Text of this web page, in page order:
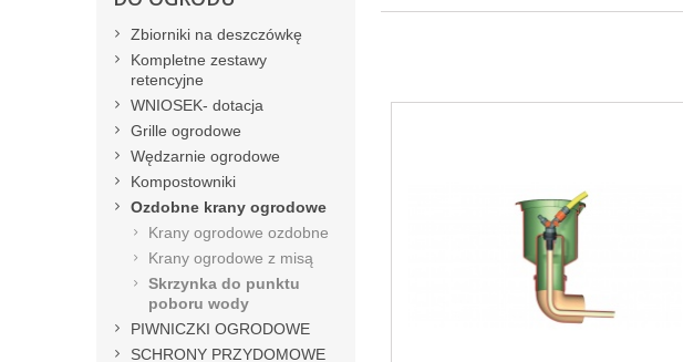
Zbiorniki na deszczówkę
Kompletne zestawy
retencyjne
WNIOSEK- dotacja
Grille ogrodowe
Wędzarnie ogrodowe
Kompostowniki
Ozdobne krany ogrodowe
Krany ogrodowe ozdobne
Krany ogrodowe z misą
Skrzynka do punktu
poboru wody
PIWNICZKI OGRODOWE
SCHRONY PRZYDOMOWE